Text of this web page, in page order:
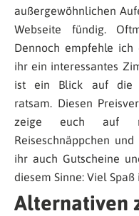
außergewöhnlichen
Webseite fündig.
Dennoch empfehle ich
ihr ein interessantes
ist ein Blick auf die
ratsam. Diesen
zeige euch auf
Reiseschnäppchen
ihr auch Gutscheine
diesem Sinne: Viel
Alternativen